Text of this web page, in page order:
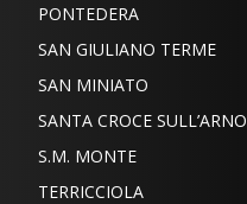
PONTEDERA
SAN GIULIANO TERME
SAN MINIATO
SANTA CROCE SULL’ARNO
S.M. MONTE
TERRICCIOLA